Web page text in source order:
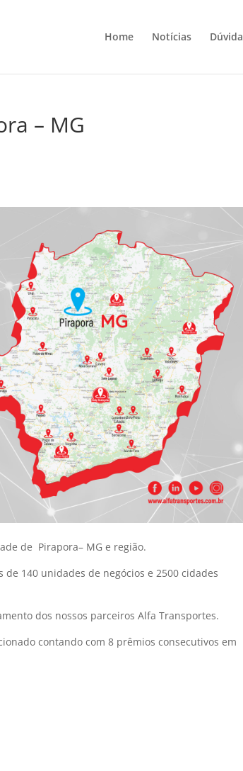
Home Notícias
– MG
de Pirapora– MG e região.
140 unidades de negócios e 2500 cidades
dos nossos parceiros Alfa Transportes.
contando com 8 prêmios consecutivos em